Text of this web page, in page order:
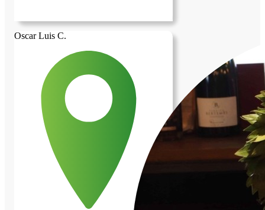
Oscar Luis C.